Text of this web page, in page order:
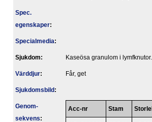
Spec.
egenskaper:
Specialmedia:
Sjukdom: Kaseösa granulom i lymfknutor.
Värddjur: Får, get
Sjukdomsbild :
Genom­
sekvens:
Acc-nr Stam